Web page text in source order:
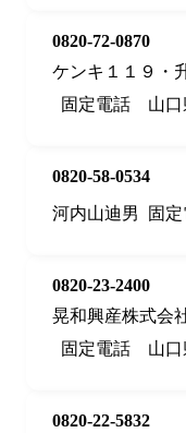
0820-72-0870
ケンキ１１９・
固定電話
山口
0820-58-0534
河内山迪男
固
0820-23-2400
晃和興産株式会
固定電話
山口
0820-22-5832